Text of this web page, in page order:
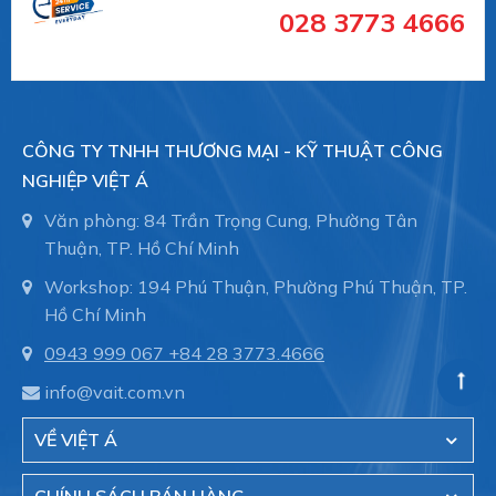
Máy móc / Ô tô
Type series PASCAL Ci4 series - multifunctional
TYPE SERIES CI4110
TYPE SERIES CI4120
TYPE SERIES CI4330
TYPE SERIES CI4350
028 3773 4666
CÔNG TY TNHH THƯƠNG MẠI - KỸ THUẬT CÔNG
NGHIỆP VIỆT Á
Văn phòng: 84 Trần Trọng Cung, Phường Tân
Thuận, TP. Hồ Chí Minh
Workshop: 194 Phú Thuận, Phường Phú Thuận, TP.
Hồ Chí Minh
0943 999 067 +84 28 3773.4666
info@vait.com.vn
VỀ VIỆT Á